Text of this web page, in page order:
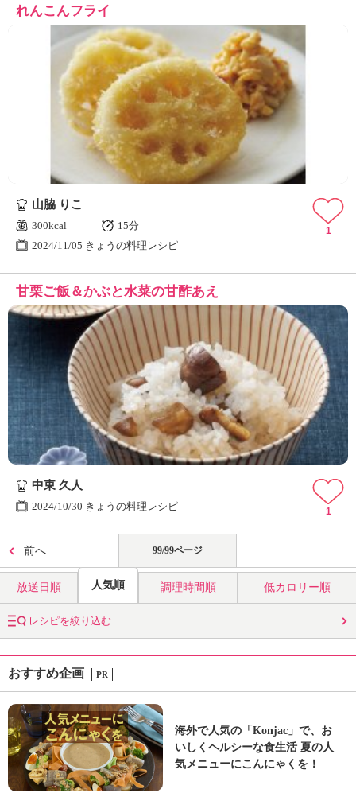
れんこんフライ
山脇 りこ
300kcal
15分
2024/11/05 きょうの料理レシピ
1
甘栗ご飯＆かぶと水菜の甘酢あえ
中東 久人
2024/10/30 きょうの料理レシピ 1
前へ 99/99ページ
放送日順 人気順 調理時間順 低カロリー順
レシピを絞り込む
おすすめ企画 PR
海外で人気の「Konjac」で、お
いしくヘルシーな食生活 夏の人
気メニューにこんにゃくを！